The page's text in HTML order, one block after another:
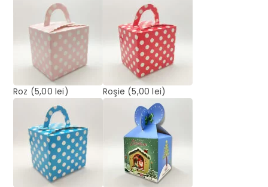
Roz (5,00 lei) Roşie (5,00 lei)